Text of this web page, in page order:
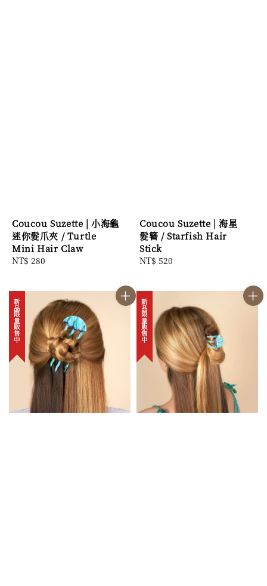
Coucou Suzette | 小海龜
迷你髮爪夾 / Turtle
Mini Hair Claw
Regular
NT$ 280
Coucou Suzette | 海星
髮簪 / Starfish Hair
Stick
Regular
NT$ 520
新品限量販售中 新品限量販售中